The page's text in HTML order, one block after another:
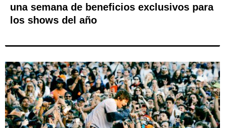
una semana de beneficios exclusivos para
los shows del año